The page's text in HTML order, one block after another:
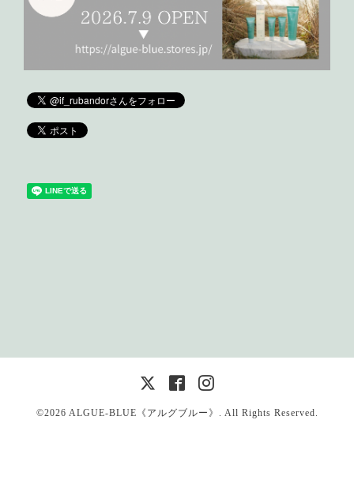
©2026 ALGUE-BLUE《アルグブルー》 . All Rights Reserved.